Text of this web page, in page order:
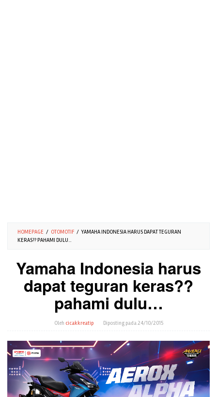
HOMEPAGE / OTOMOTIF / YAMAHA INDONESIA HARUS DAPAT TEGURAN
KERAS?? PAHAMI DULU...
Yamaha Indonesia harus
dapat teguran keras??
pahami dulu…
Oleh cicakkreatip Diposting pada24/10/2015